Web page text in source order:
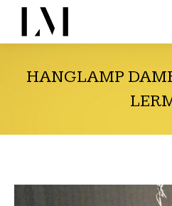
HANGLAMP